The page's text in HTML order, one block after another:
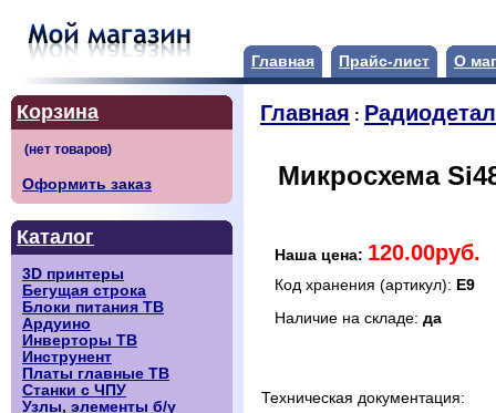
Главная Прайс-лист О
Корзина
Оформить заказ
Каталог
3D принтеры
Бегущая строка
Блоки питания ТВ
Ардуино
Инверторы ТВ
Инструнент
Платы главные ТВ
Станки с ЧПУ
Узлы, элементы б/у
Главная :
Микросхема
Наша цена: 120.00руб.
Код хранения (артикул): E9
Наличие на складе: да
Техническая документация: